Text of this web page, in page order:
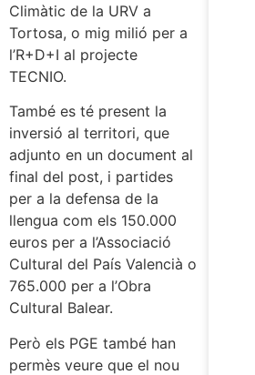
Climàtic de la URV a
Tortosa, o mig milió per a
l’R+D+I al projecte
TECNIO.
També es té present la
inversió al territori, que
adjunto en un document al
final del post, i partides
per a la defensa de la
llengua com els 150.000
euros per a l’Associació
Cultural del País Valencià o
765.000 per a l’Obra
Cultural Balear.
Però els PGE també han
permès veure que el nou